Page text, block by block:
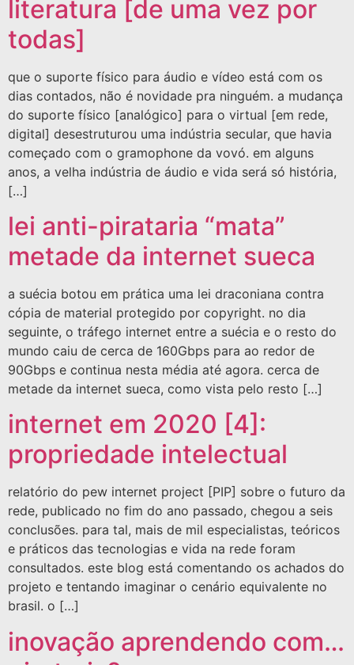
literatura [de uma vez por
todas]
que o suporte físico para áudio e vídeo está com os
dias contados, não é novidade pra ninguém. a mudança
do suporte físico [analógico] para o virtual [em rede,
digital] desestruturou uma indústria secular, que havia
começado com o gramophone da vovó. em alguns
anos, a velha indústria de áudio e vida será só história,
[…]
lei anti-pirataria “mata”
metade da internet sueca
a suécia botou em prática uma lei draconiana contra
cópia de material protegido por copyright. no dia
seguinte, o tráfego internet entre a suécia e o resto do
mundo caiu de cerca de 160Gbps para ao redor de
90Gbps e continua nesta média até agora. cerca de
metade da internet sueca, como vista pelo resto […]
internet em 2020 [4]:
propriedade intelectual
relatório do pew internet project [PIP] sobre o futuro da
rede, publicado no fim do ano passado, chegou a seis
conclusões. para tal, mais de mil especialistas, teóricos
e práticos das tecnologias e vida na rede foram
consultados. este blog está comentando os achados do
projeto e tentando imaginar o cenário equivalente no
brasil. o […]
inovação aprendendo com…